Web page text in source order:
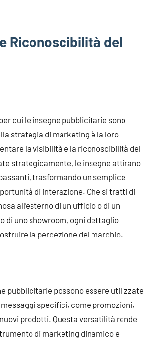
Riconoscibilità del
cui le insegne pubblicitarie sono
strategia di marketing è la loro
la visibilità e la riconoscibilità del
strategicamente, le insegne attirano
trasformando un semplice
di interazione. Che si tratti di
all’esterno di un ufficio o di un
di uno showroom, ogni dettaglio
la percezione del marchio.
pubblicitarie possono essere utilizzate
specifici, come promozioni,
prodotti. Questa versatilità rende
di marketing dinamico e